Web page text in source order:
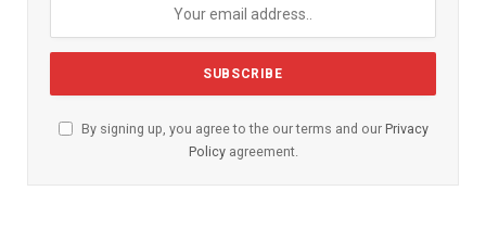
By signing up, you agree to the our terms and our Privacy
Policyagreement.